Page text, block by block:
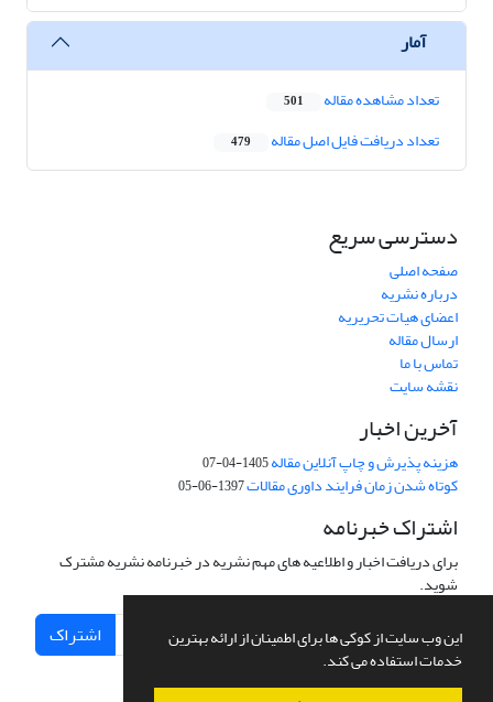
این وب سایت از کوکی ها برای اطمینان از ارائه بهترین
خدمات استفاده می کند.
آمار
تعداد مشاهده مقاله 501
تعداد دریافت فایل اصل مقاله 479
دسترسی سریع
صفحه اصلی
درباره نشریه
اعضای هیات تحریریه
ارسال مقاله
تماس با ما
نقشه سایت
آخرین اخبار
هزینه پذیرش و چاپ آنلاین مقاله1405-04-07
کوتاه شدن زمان فرایند داوری مقالات1397-06-05
اشتراک خبرنامه
برای دریافت اخبار و اطلاعیه های مهم نشریه در خبرنامه نشریه مشترک
شوید.
اشتراک